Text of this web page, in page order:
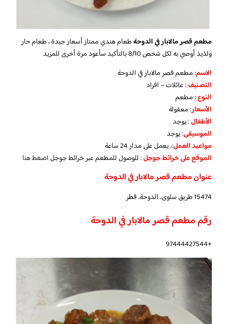
مطعم قصر مالابار في الدوحةطعام هندي ممتاز أسعار جيدة ، طعام حار
ولذيذ أوصي به لكل شخص 8/10 بالتأكيد سأعود مرة أخرى للمزيد
الاسم: مطعم قصر مالابار في الدوحة
التصنيف: عائلات – افراد
النوع :مطعم
الأسعار:معقولة
الأطفال:يوجد
الموسيقى:يوجد
مواعيد العمل:، يعمل على مدار 24 ساعة
الموقع على خرائط جوجل: للوصول للمطعم عبر خرائط جوجلاضغط هنا
عنوان مطعم قصر مالابار في الدوحة
15474 طريق سلوى، الدوحة، قطر
رقم مطعم قصر مالابار في الدوحة
+97444427544